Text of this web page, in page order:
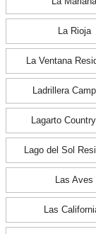
La Rioja
La Ventana
Ladrillera
Lagarto
Lago del Sol
Las Aves
Las